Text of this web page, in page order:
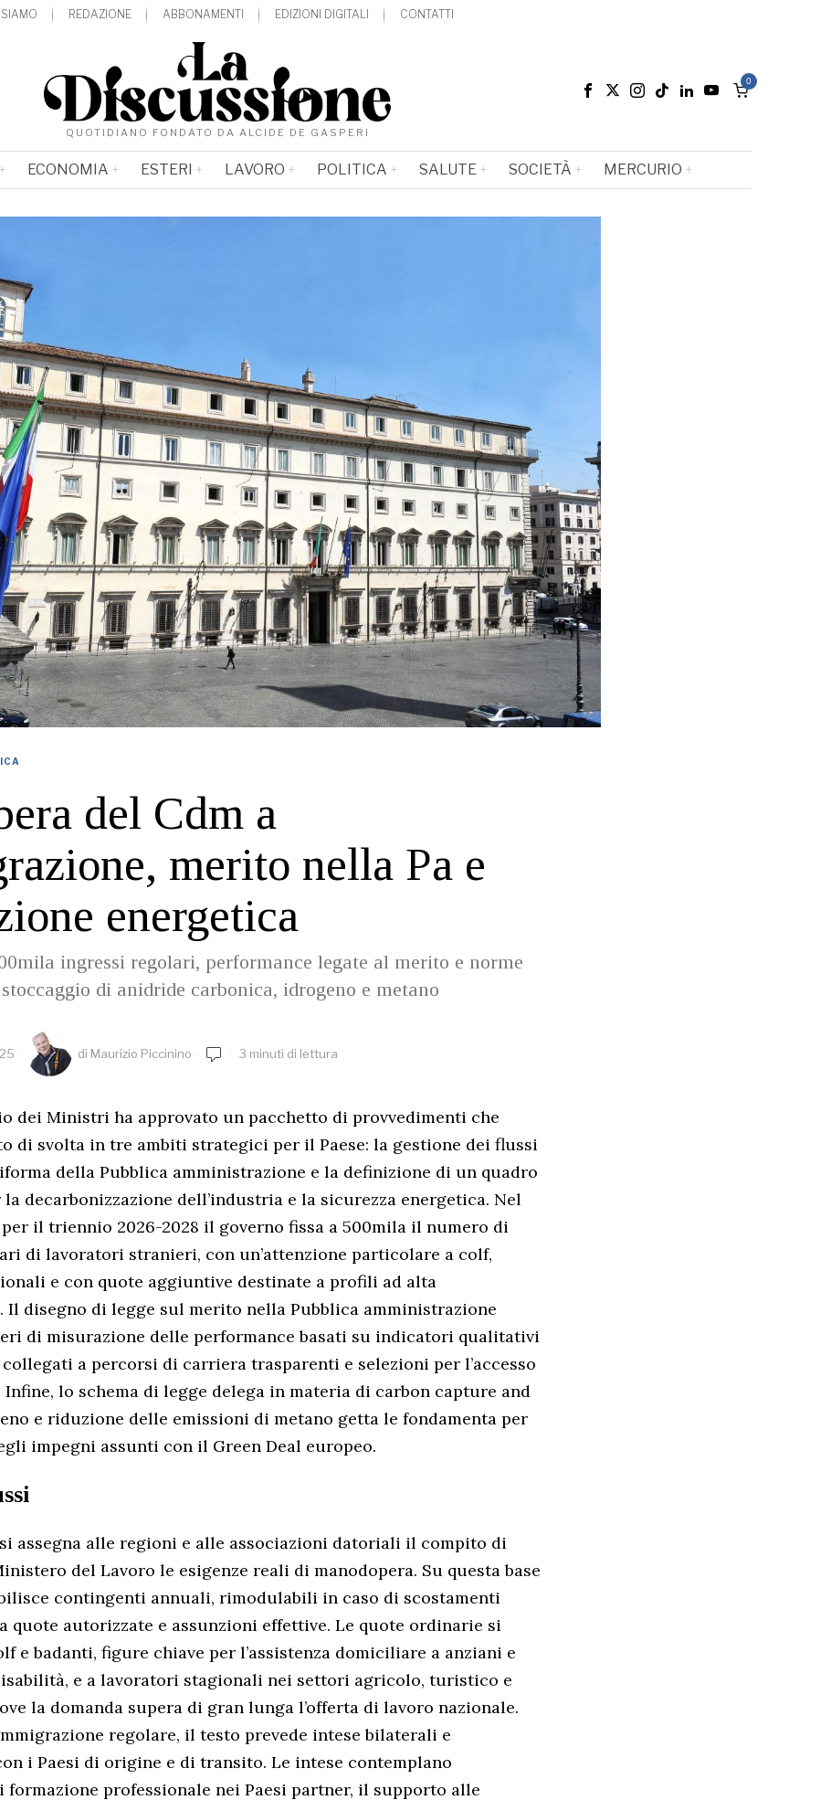
REDAZIONE ABBONAMENTI EDIZIONI DIGITALI CONTATTI
QUOTIDIANO FONDATO DA ALCIDE DE GASPERI
0
ECONOMIA ESTERI LAVORO POLITICA SALUTE SOCIETÀ MERCURIO
del Cdm a
merito nella Pa e
energetica
ingressi regolari, performance legate al merito e norme
di anidride carbonica, idrogeno e metano
di Maurizio Piccinino 3 minuti di lettura
dei Ministri ha approvato un pacchetto di provvedimenti che
di svolta in tre ambiti strategici per il Paese: la gestione dei flussi
della Pubblica amministrazione e la definizione di un quadro
decarbonizzazione dell’industria e la sicurezza energetica. Nel
il triennio 2026-2028 il governo fissa a 500mila il numero di
di lavoratori stranieri, con un’attenzione particolare a colf,
e con quote aggiuntive destinate a profili ad alta
Il disegno di legge sul merito nella Pubblica amministrazione
di misurazione delle performance basati su indicatori qualitativi
a percorsi di carriera trasparenti e selezioni per l’accesso
lo schema di legge delega in materia di carbon capture and
e riduzione delle emissioni di metano getta le fondamenta per
impegni assunti con il Green Deal europeo.
assegna alle regioni e alle associazioni datoriali il compito di
del Lavoro le esigenze reali di manodopera. Su questa base
contingenti annuali, rimodulabili in caso di scostamenti
quote autorizzate e assunzioni effettive. Le quote ordinarie si
e badanti, figure chiave per l’assistenza domiciliare a anziani e
e a lavoratori stagionali nei settori agricolo, turistico e
la domanda supera di gran lunga l’offerta di lavoro nazionale.
regolare, il testo prevede intese bilaterali e
i Paesi di origine e di transito. Le intese contemplano
formazione professionale nei Paesi partner, il supporto alle